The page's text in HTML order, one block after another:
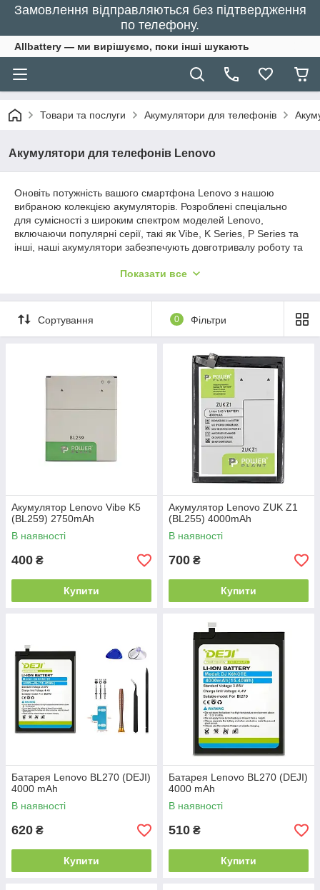
Замовлення відправляються без підтвердження
по телефону.
Allbattery — ми вирішуємо, поки інші шукають
Товари та послуги Акумулятори для телефонів
Акумулятори для телефонів Lenovo
Оновіть потужність вашого смартфона Lenovo з нашою
вибраною колекцією акумуляторів. Розроблені спеціально
для сумісності з широким спектром моделей Lenovo,
включаючи популярні серії, такі як Vibe, K Series, P Series та
інші, наші акумулятори забезпечують довготривалу роботу та
зв'язку та активними без непотрібних перерв на зарядку.
Показати все
Сортування 0 Фільтри
Акумулятор Lenovo Vibe K5
(BL259) 2750mAh
В наявності
400 ₴
Купити
Акумулятор Lenovo ZUK Z1
(BL255) 4000mAh
В наявності
700 ₴
Купити
Батарея Lenovo BL270 (DEJI)
4000 mAh
В наявності
620 ₴
Купити
Батарея Lenovo BL270 (DEJI)
4000 mAh
В наявності
510 ₴
Купити